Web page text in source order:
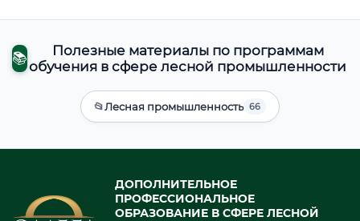
📚
Полезные материалы по программам
обучения в сфере лесной промышленности
📂Лесная промышленность 66
ДОПОЛНИТЕЛЬНОЕ
ПРОФЕССИОНАЛЬНОЕ
ОБРАЗОВАНИЕ В СФЕРЕ ЛЕСНОЙ